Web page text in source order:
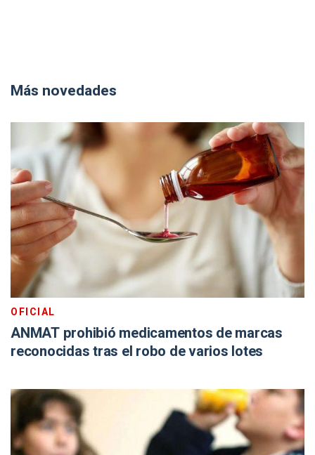
Más novedades
OFICIAL
ANMAT prohibió medicamentos de marcas
reconocidas tras el robo de varios lotes